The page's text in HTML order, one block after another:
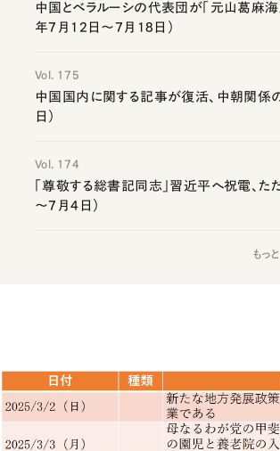
中国とベラルーシの代表団が「元山葛麻
年7月12日～7月18日）
Vol. 175
中国国内に関する記事が復活、中朝関
日）
Vol. 174
「尊敬する総書記同志」習近平へ祝電、
～7月4日）
もっ